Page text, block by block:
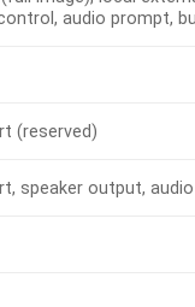
audio prompt,
(reserved)
speaker output,